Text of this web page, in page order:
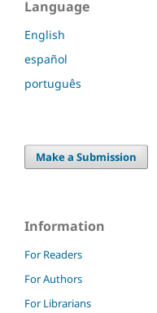
Language
English
español
português
Make a Submission
Information
For Readers
For Authors
For Librarians